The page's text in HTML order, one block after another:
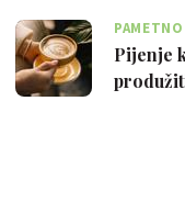
Pijenje